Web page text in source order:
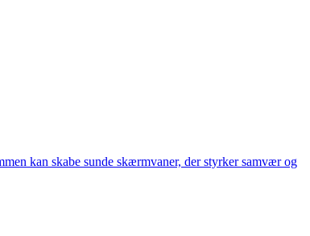
kan skabe sunde skærmvaner, der styrker samvær og